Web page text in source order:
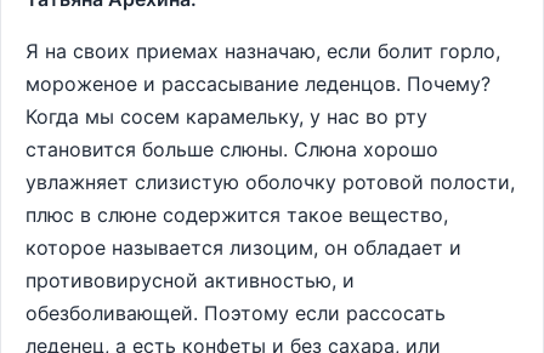
Я на своих приемах назначаю, если болит горло,
мороженое и рассасывание леденцов. Почему?
Когда мы сосем карамельку, у нас во рту
становится больше слюны. Слюна хорошо
увлажняет слизистую оболочку ротовой полости,
плюс в слюне содержится такое вещество,
которое называется лизоцим, он обладает и
противовирусной активностью, и
обезболивающей. Поэтому если рассосать
леденец, а есть конфеты и без сахара, или